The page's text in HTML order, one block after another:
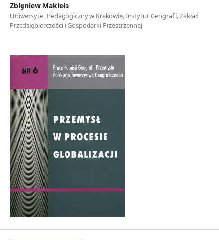
Zbigniew Makieła
Uniwersytet Pedagogiczny w Krakowie, Instytut Geografii, Zakład
Przedsiębiorczości i Gospodarki Przestrzennej